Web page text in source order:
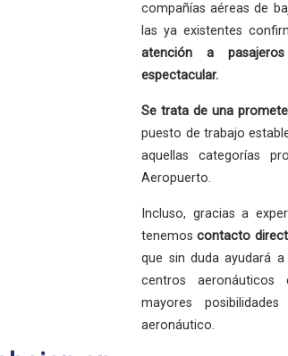
compañías aéreas de
las ya existentes
atención a
espectacular.
Se trata de una
puesto de trabajo
aquellas categorías
Aeropuerto.
Incluso, gracias a
tenemoscontacto
que sin duda ayudará
centros
mayores
aeronáutico.